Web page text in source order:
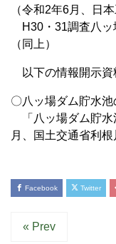
（令和2年6月、日
H30・31調査八ッ
（同上）
以下の情報開示資
〇八ッ場ダム貯水
「八ッ場ダム貯水
月、国土交通省利根
Facebook Twitter
« Prev